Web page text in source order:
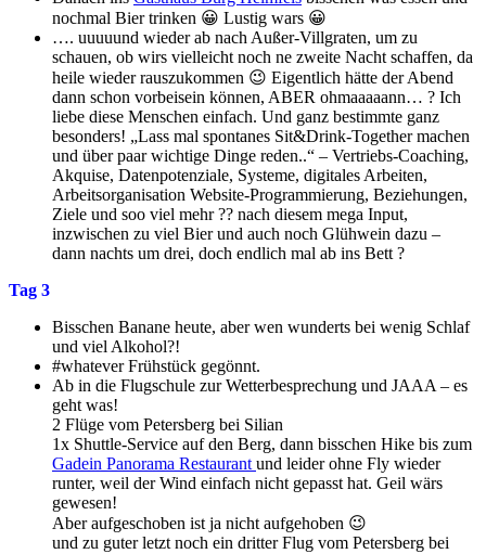
nochmal Bier trinken 😀 Lustig wars 😀
…. uuuuund wieder ab nach Außer-Villgraten, um zu
schauen, ob wirs vielleicht noch ne zweite Nacht schaffen, da
heile wieder rauszukommen 😉 Eigentlich hätte der Abend
dann schon vorbeisein können, ABER ohmaaaaann… ? Ich
liebe diese Menschen einfach. Und ganz bestimmte ganz
besonders! „Lass mal spontanes Sit&Drink-Together machen
und über paar wichtige Dinge reden..“ – Vertriebs-Coaching,
Akquise, Datenpotenziale, Systeme, digitales Arbeiten,
Arbeitsorganisation Website-Programmierung, Beziehungen,
Ziele und soo viel mehr ?? nach diesem mega Input,
inzwischen zu viel Bier und auch noch Glühwein dazu –
dann nachts um drei, doch endlich mal ab ins Bett ?
Tag 3
Bisschen Banane heute, aber wen wunderts bei wenig Schlaf
und viel Alkohol?!
#whatever Frühstück gegönnt.
Ab in die Flugschule zur Wetterbesprechung und JAAA – es
geht was!
2 Flüge vom Petersberg bei Silian
1x Shuttle-Service auf den Berg, dann bisschen Hike bis zum
Gadein Panorama Restaurant und leider ohne Fly wieder
runter, weil der Wind einfach nicht gepasst hat. Geil wärs
gewesen!
Aber aufgeschoben ist ja nicht aufgehoben 😉
und zu guter letzt noch ein dritter Flug vom Petersberg bei